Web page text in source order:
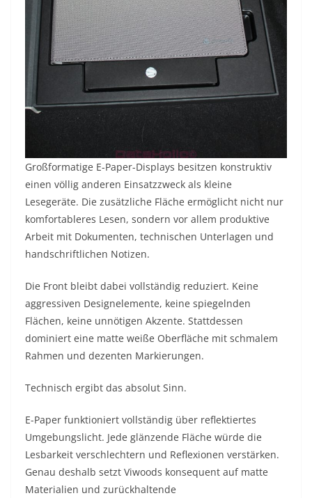
Großformatige E-Paper-Displays besitzen konstruktiv
einen völlig anderen Einsatzzweck als kleine
Lesegeräte. Die zusätzliche Fläche ermöglicht nicht nur
komfortableres Lesen, sondern vor allem produktive
Arbeit mit Dokumenten, technischen Unterlagen und
handschriftlichen Notizen.
Die Front bleibt dabei vollständig reduziert. Keine
aggressiven Designelemente, keine spiegelnden
Flächen, keine unnötigen Akzente. Stattdessen
dominiert eine matte weiße Oberfläche mit schmalem
Rahmen und dezenten Markierungen.
Technisch ergibt das absolut Sinn.
E-Paper funktioniert vollständig über reflektiertes
Umgebungslicht. Jede glänzende Fläche würde die
Lesbarkeit verschlechtern und Reflexionen verstärken.
Genau deshalb setzt Viwoods konsequent auf matte
Materialien und zurückhaltende